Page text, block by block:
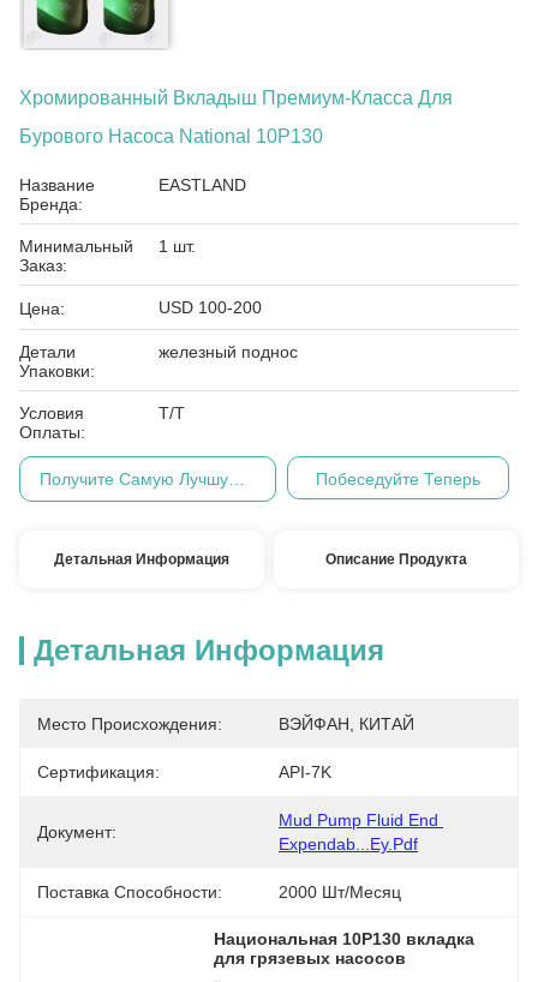
Хромированный Вкладыш Премиум-Класса Для
Бурового Насоса National 10P130
Название
Бренда:
EASTLAND
Минимальный
Заказ:
1 шт.
Цена: USD 100-200
Детали
Упаковки:
железный поднос
Условия
Оплаты:
Т/Т
Побеседуйте Теперь
Детальная Информация Описание Продукта
Детальная Информация
Место Происхождения: ВЭЙФАН, КИТАЙ
Сертификация: API-7K
Документ:
Mud Pump Fluid End
Expendab...ey.pdf
Поставка Способности: 2000 Шт/месяц
Национальная 10P130 вкладка
для грязевых насосов